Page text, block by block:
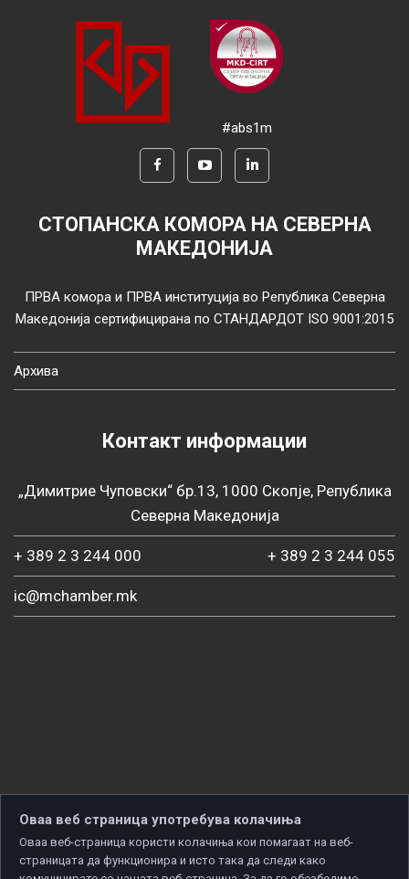
#abs1m
СТОПАНСКА КОМОРА НА СЕВЕРНА
МАКЕДОНИЈА
ПРВА комора и ПРВА институција во Република Северна
Македонија сертифицирана по СТАНДАРДОТ ISO 9001:2015
Архива
Контакт информации
„Димитрие Чуповски“ бр.13, 1000 Скопје, Република
Северна Македонија
+ 389 2 3 244 000 + 389 2 3 244 055
ic@mchamber.mk
Оваа веб страница употребува колачиња
Оваа веб-страница користи колачиња кои помагаат на веб-
страницата да функционира и исто така да следи како